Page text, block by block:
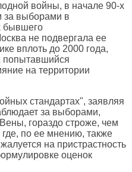
войны, в начале 90-х
за выборами в
бывшего
не подвергала ее
вплоть до 2000 года,
попытавшийся
на территории
стандартах", заявляя
за выборами,
гораздо строже, чем
по ее мнению, также
на пристрастность
оценок